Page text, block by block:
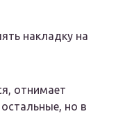
накладку на
отнимает
но в